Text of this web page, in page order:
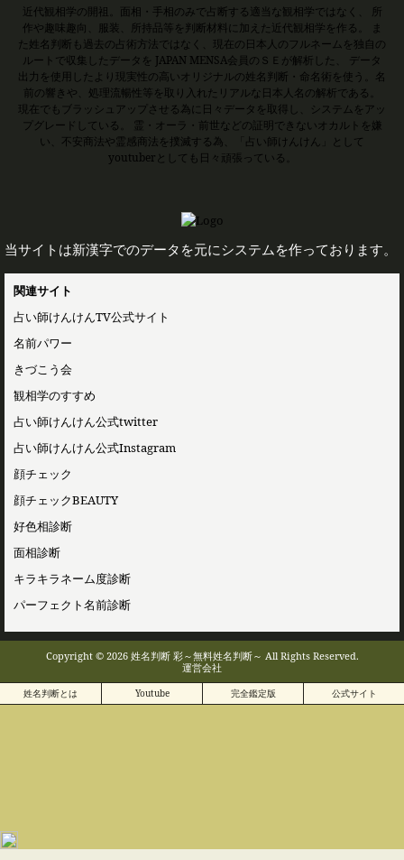
近代観相学の開祖。面相・手相のみで占断する適当な観相学ではなく、 所
作や趣味趣向、服装、所持品等を判断材料に加えた近代観相学を作る。 ま
た姓名判断も過去の占術方法ではなく、現在の日本人のフルネームを独自の
ルートで収集したデータを JAPAN MENSA会員のＳＥが解析した、 データ
出力を使用したより現実性の高いオリジナルの姓名判断・命名術を使う。名
前の響きや、処理流暢性等を取り入れたリアルな日本人名の解析である。
現在でもブラッシュアップさせる為に日々データを取得し、システムをアッ
プグレードしている。 霊・オーラ・前世などの証明できないオカルトを嫌
い、不安商法や霊感商法を撲滅する為、「占い師けんけん」として
youtuberとしても日々頑張っている。
当サイトは新漢字でのデータを元にシステムを作っております。
関連サイト
占い師けんけんTV公式サイト
名前パワー
きづこう会
観相学のすすめ
占い師けんけん公式twitter
占い師けんけん公式Instagram
顔チェック
顔チェックBEAUTY
好色相診断
面相診断
キラキラネーム度診断
パーフェクト名前診断
Copyright © 2026 姓名判断 彩～無料姓名判断～ All Rights Reserved.
運営会社
姓名判断とは Youtube 完全鑑定版 公式サイト